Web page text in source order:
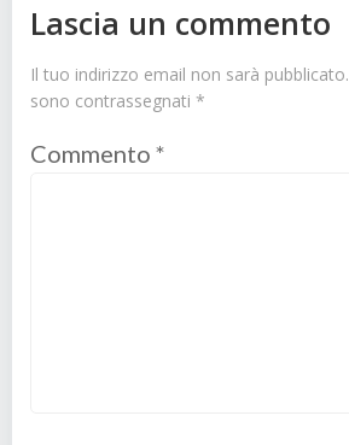
Lascia un commento
Il tuo indirizzo email non sarà pubblicato.
sono contrassegnati *
Commento *